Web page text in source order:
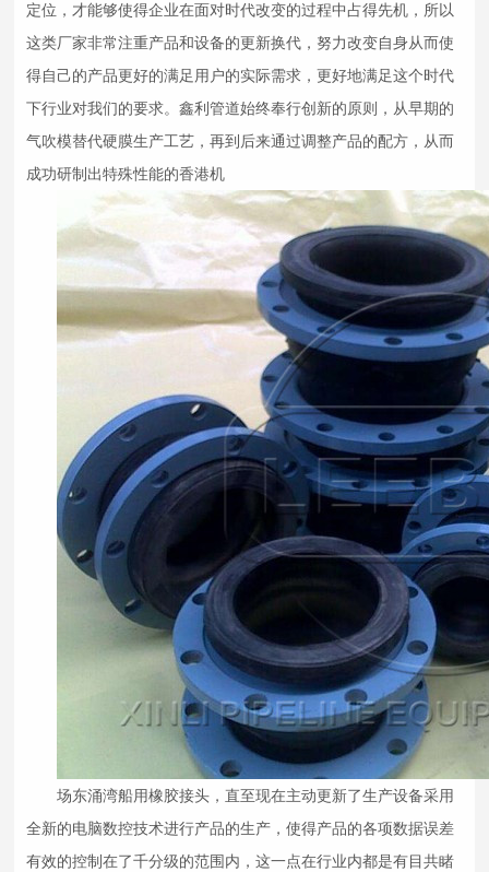
定位，才能够使得企业在面对时代改变的过程中占得先机，所以
这类厂家非常注重产品和设备的更新换代，努力改变自身从而使
得自己的产品更好的满足用户的实际需求，更好地满足这个时代
下行业对我们的要求。鑫利管道始终奉行创新的原则，从早期的
气吹模替代硬膜生产工艺，再到后来通过调整产品的配方，从而
成功研制出特殊性能的香港机
场东涌湾船用橡胶接头，直至现在主动更新了生产设备采用
全新的电脑数控技术进行产品的生产，使得产品的各项数据误差
有效的控制在了千分级的范围内，这一点在行业内都是有目共睹